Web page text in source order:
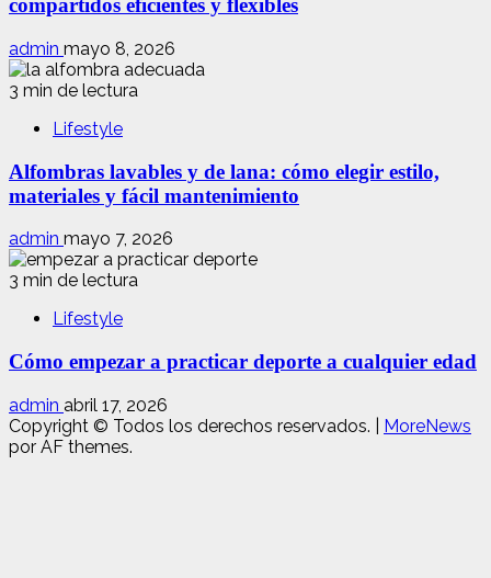
compartidos eficientes y flexibles
admin mayo 8, 2026
3 min de lectura
Lifestyle
Alfombras lavables y de lana: cómo elegir estilo,
materiales y fácil mantenimiento
admin mayo 7, 2026
3 min de lectura
Lifestyle
Cómo empezar a practicar deporte a cualquier edad
admin abril 17, 2026
Copyright © Todos los derechos reservados.
MoreNews
por AF themes.